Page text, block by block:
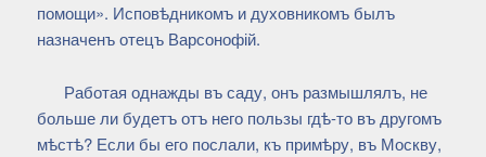
помощи». Исповѣдникомъ и духовникомъ былъ
назначенъ отецъ Варсонофій.
Работая однажды въ саду, онъ размышлялъ, не
больше ли будетъ отъ него пользы гдѣ-то въ другомъ
мѣстѣ? Если бы его послали, къ примѣру, въ Москву,